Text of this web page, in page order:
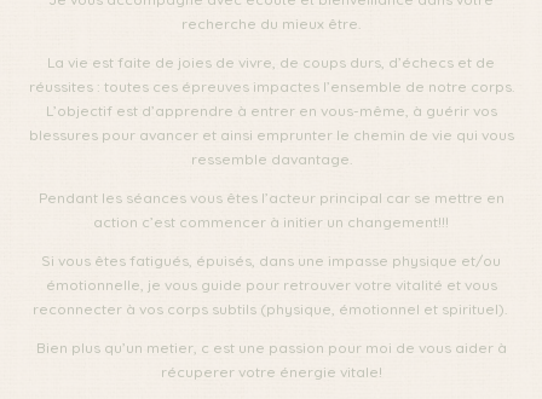
recherche du mieux être.
La vie est faite de joies de vivre, de coups durs, d’échecs et de
réussites : toutes ces épreuves impactes l’ensemble de notre corps.
L’objectif est d’apprendre à entrer en vous-même, à guérir vos
blessures pour avancer et ainsi emprunter le chemin de vie qui vous
ressemble davantage.
Pendant les séances vous êtes l’acteur principal car se mettre en
action c’est commencer à initier un changement!!!
Si vous êtes fatigués, épuisés, dans une impasse physique et/ou
émotionnelle, je vous guide pour retrouver votre vitalité et vous
reconnecter à vos corps subtils (physique, émotionnel et spirituel).
Bien plus qu’un metier, c est une passion pour moi de vous aider à
récuperer votre énergie vitale!